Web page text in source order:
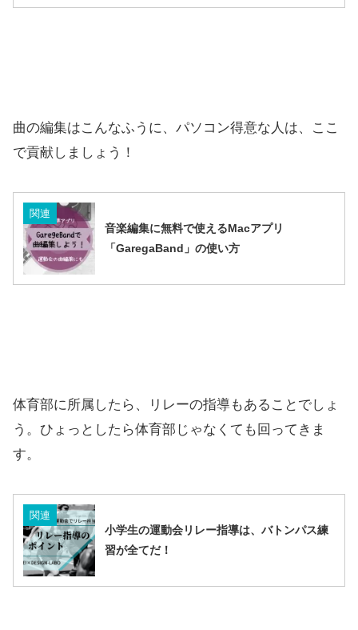
曲の編集はこんなふうに、パソコン得意な人は、ここ
で貢献しましょう！
関連
音楽編集に無料で使えるMacアプリ
「GaregaBand」の使い方
体育部に所属したら、リレーの指導もあることでしょ
う。ひょっとしたら体育部じゃなくても回ってきま
す。
関連
小学生の運動会リレー指導は、バトンパス練
習が全てだ！